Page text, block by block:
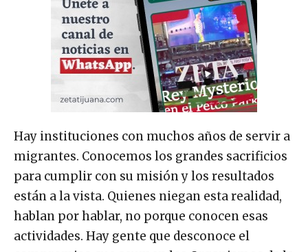
Hay instituciones con muchos años de servir a
migrantes. Conocemos los grandes sacrificios
para cumplir con su misión y los resultados
están a la vista. Quienes niegan esta realidad,
hablan por hablar, no porque conocen esas
actividades. Hay gente que desconoce el